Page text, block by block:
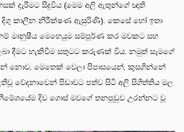
දැරීමට සිදුවිය (මෙම අලි ඇතුන්ගේ ඥාති
දිගු කාලීන නිරීක්ෂණ ඇසුරිණි). කෙසේ හෝ ඉතා
මානුෂීය මෙහෙයුම සම්පූර්ණ කර මවකට සහ
දීමට හැකිවීම සතුටට කරුණක් විය. නමුත් සැමගේ
නොව, මෙතෙක් වෙලා පිපාසයෙන්, කුසගින්නේ
වේදනාවෙන් පිඩාවට පත්ව සිටි අලි සිගිත්තිය මල
දිව ගොස් මවගේ තනපුඩුව උරන්නට වූ